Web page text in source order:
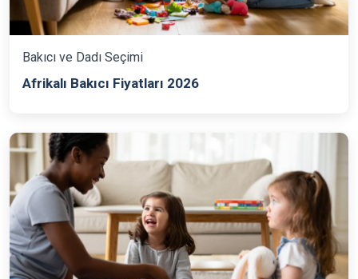
Bakıcı ve Dadı Seçimi
Afrikalı Bakıcı Fiyatları 2026